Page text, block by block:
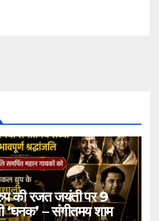
की रजत जयंती पर 9
– संगीतमय शाम